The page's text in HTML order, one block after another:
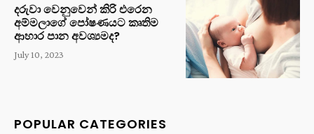
දරුවා වෙනුවෙන් කිරි එරෙන
අම්මලාගේ පෝෂණයට කෘතිම
ආහාර පාන අවශ්‍යමද?
July 10, 2023
POPULAR CATEGORIES